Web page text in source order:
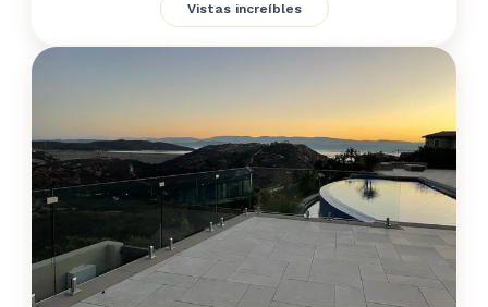
Vistas increíbles